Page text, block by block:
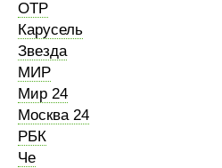
ОТР
Карусель
Звезда
МИР
Мир 24
Москва 24
РБК
Че